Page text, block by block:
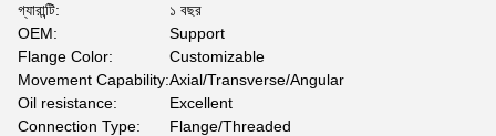
গ্যারান্টি:
১ বছর
OEM:
Support
Flange Color:
Customizable
Movement Capability:Axial/Transverse/Angular
Oil resistance:
Excellent
Connection Type:
Flange/Threaded